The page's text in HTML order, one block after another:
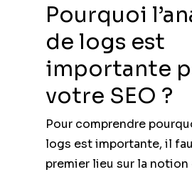
Pourquoi
de logs est
importante
votre SEO ?
Pour comprendre
logs est importante, il
premier lieu sur la